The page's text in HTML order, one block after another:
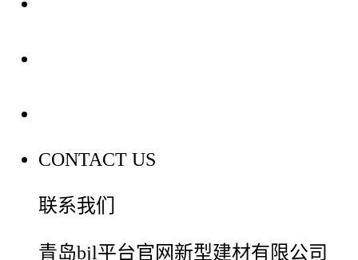
CONTACT US
联系我们
青岛bjl平台官网新型建材有限公司